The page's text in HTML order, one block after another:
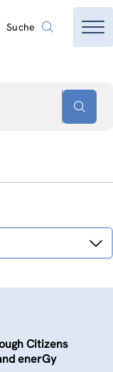
Suche
Citizens
enerGy